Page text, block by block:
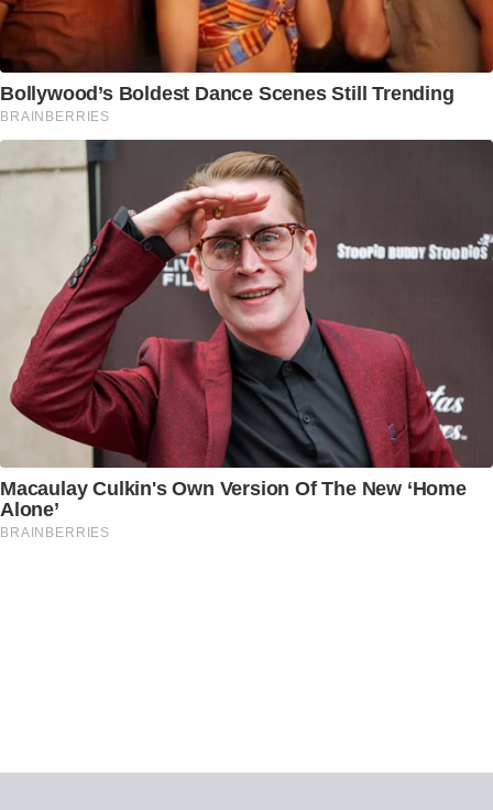
Bollywood’s Boldest Dance Scenes Still Trending
BRAINBERRIES
Macaulay Culkin's Own Version Of The New ‘Home
Alone’
BRAINBERRIES